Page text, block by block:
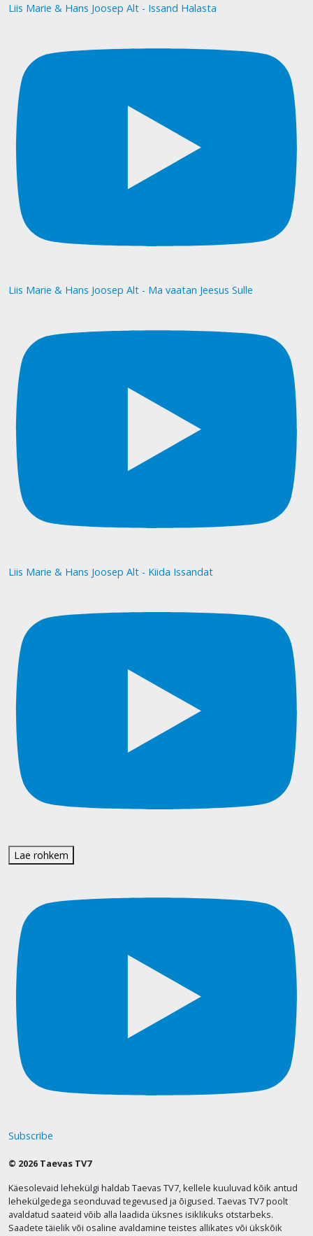
Liis Marie & Hans Joosep Alt - Issand Halasta
Liis Marie & Hans Joosep Alt - Ma vaatan Jeesus Sulle
Liis Marie & Hans Joosep Alt - Kiida Issandat
Lae rohkem
Subscribe
© 2026 Taevas TV7
Käesolevaid lehekülgi haldab Taevas TV7, kellele kuuluvad kõik antud
lehekülgedega seonduvad tegevused ja õigused. Taevas TV7 poolt
avaldatud saateid võib alla laadida üksnes isiklikuks otstarbeks.
Saadete täielik või osaline avaldamine teistes allikates või ükskõik